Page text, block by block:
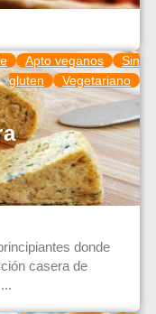
Apto veganos
Sin
gluten
Vegetariano
donde
casera de